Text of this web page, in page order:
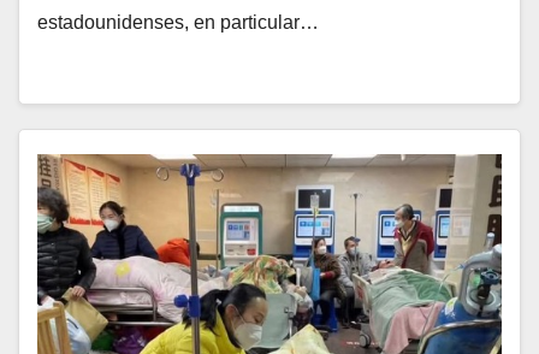
estadounidenses, en particular…